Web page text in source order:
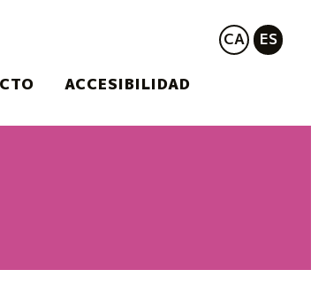
CA ES
ACCESIBILIDAD